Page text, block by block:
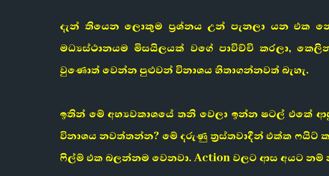
දැන් තියෙන ලොකුම ප්‍රශ්නය උන් පැනලා යන එක
මධ්‍යස්ථානයම මිසයිලයක් වගේ පාවිච්චි කරලා,
වුණොත් වෙන්න පුළුවන් විනාශය හිතාගන්නවත් බැහැ.
ඉතින් මේ අභ්‍යවකාශයේ තනි වෙලා ඉන්න ෂටල් එකේ
විනාශය නවත්තන්න? මේ දරුණු ත්‍රස්තවාදීන් එක්ක
ෆිල්ම් එක බලන්නම වෙනවා. Action වලට ආස අයට